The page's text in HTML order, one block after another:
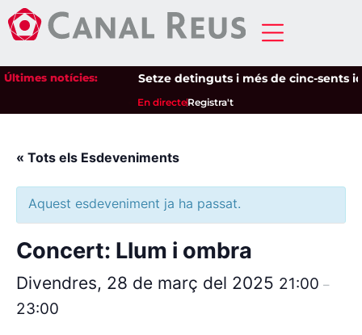
Últimes notícies: Setze detinguts i més de cinc-sents
En directeRegistra't
« Tots els Esdeveniments
Aquest esdeveniment ja ha passat.
Concert: Llum i ombra
Divendres, 28 de març del 2025 21:00 –
23:00